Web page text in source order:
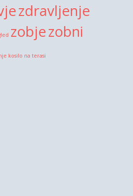
zdravljenje
zobjezobni
kosilo na terasi